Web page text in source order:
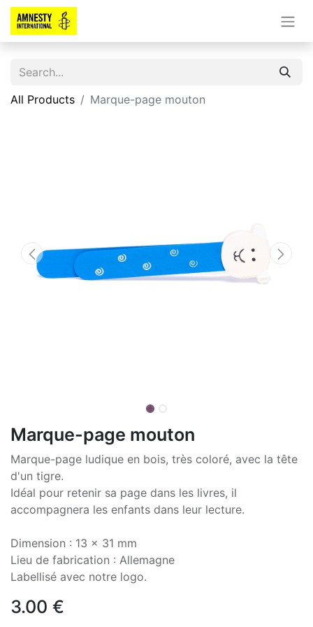
All Products Marque-page mouton
Marque-page mouton
Marque-page ludique en bois, très coloré, avec la tête
d'un tigre.
Idéal pour retenir sa page dans les livres, il
accompagnera les enfants dans leur lecture.
Dimension : 13 x 31 mm
Lieu de fabrication : Allemagne
Labellisé avec notre logo.
3.00 €